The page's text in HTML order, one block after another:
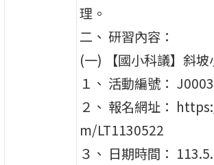
理。
二、 研習內容：
(一) 【國小科議】斜坡
１、 活動編號：
２、 報名網址：
m/LT1130522
３、 日期時間：